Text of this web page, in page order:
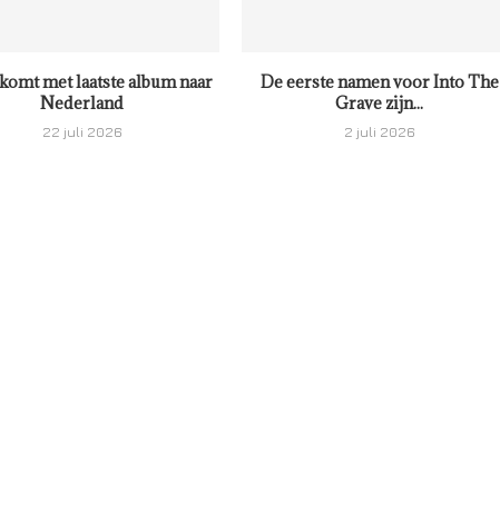
met laatste album naar
Nederland
22 juli 2026
De eerste namen voor Into The
Grave zijn...
2 juli 2026